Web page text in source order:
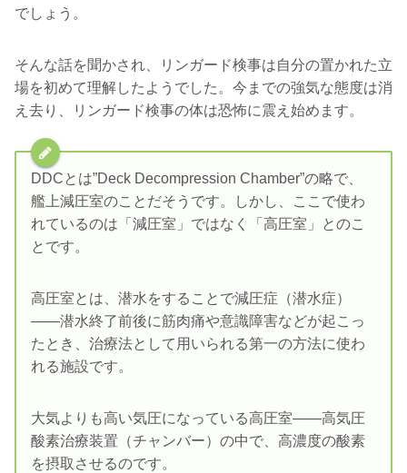
でしょう。
そんな話を聞かされ、リンガード検事は自分の置かれた立
場を初めて理解したようでした。今までの強気な態度は消
え去り、リンガード検事の体は恐怖に震え始めます。
DDCとは”Deck Decompression Chamber”の略で、
艦上減圧室のことだそうです。しかし、ここで使わ
れているのは「減圧室」ではなく「高圧室」とのこ
とです。
高圧室とは、潜水をすることで減圧症（潜水症）
――潜水終了前後に筋肉痛や意識障害などが起こっ
たとき、治療法として用いられる第一の方法に使わ
れる施設です。
大気よりも高い気圧になっている高圧室――高気圧
酸素治療装置（チャンバー）の中で、高濃度の酸素
を摂取させるのです。